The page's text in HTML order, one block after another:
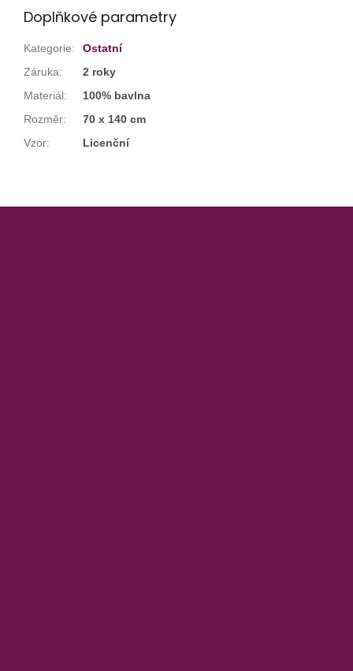
Doplňkové parametry
Kategorie:
Ostatní
Záruka:
2 roky
Materiál:
100% bavlna
Rozměr:
70 x 140 cm
Vzor: Licenční